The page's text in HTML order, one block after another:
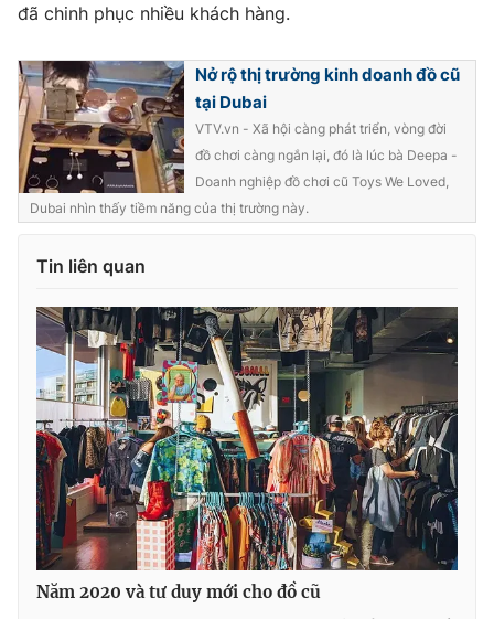
Liên hệ tòa soạn English
Theo dõi báo trên
Cơ quan chủ quản:Đài Truyền hình Việt Nam
Cơ quan báo chí:Thời báo VTV
Giấy phép hoạt động báo in và báo điện tử số 483/GP-BTTTT
cấp ngày 29/12/2023
Tổng Biên tập:Vũ Thanh Thủy
Phó Tổng Biên tập:Nguyễn Thị Mỹ Hạnh, Phạm Quốc Thắng,
Nguyễn Trọng Ninh
Tổng đài VTV: 024.38 355 931 - 024.38 355 932
đã chinh phục nhiều khách hàng.
Nở rộ thị trường kinh doanh đồ cũ
tại Dubai
VTV.vn - Xã hội càng phát triển, vòng đời
đồ chơi càng ngắn lại, đó là lúc bà Deepa -
Doanh nghiệp đồ chơi cũ Toys We Loved,
Dubai nhìn thấy tiềm năng của thị trường này.
Tin liên quan
Năm 2020 và tư duy mới cho đồ cũ